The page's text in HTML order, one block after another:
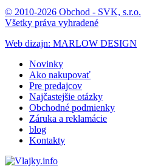
© 2010-2026 Obchod - SVK, s.r.o.
Všetky práva vyhradené
Web dizajn: MARLOW DESIGN
Novinky
Ako nakupovať
Pre predajcov
Najčastejšie otázky
Obchodné podmienky
Záruka a reklamácie
blog
Kontakty